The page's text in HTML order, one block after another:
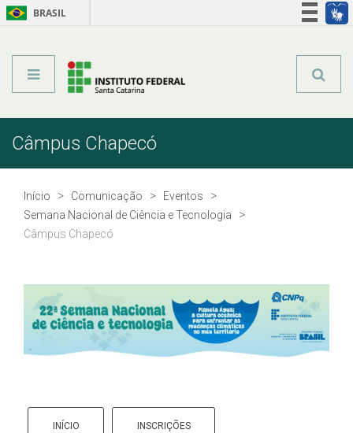
BRASIL
Câmpus Chapecó
Início Comunicação
Eventos
Semana Nacional de Ciência e Tecnologia
Câmpus Chapecó
INÍCIO INSCRIÇÕES